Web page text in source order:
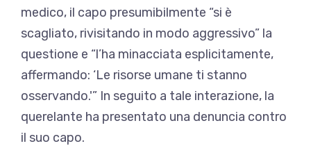
medico, il capo presumibilmente “si è
scagliato, rivisitando in modo aggressivo” la
questione e “l’ha minacciata esplicitamente,
affermando: ‘Le risorse umane ti stanno
osservando.'” In seguito a tale interazione, la
querelante ha presentato una denuncia contro
il suo capo.